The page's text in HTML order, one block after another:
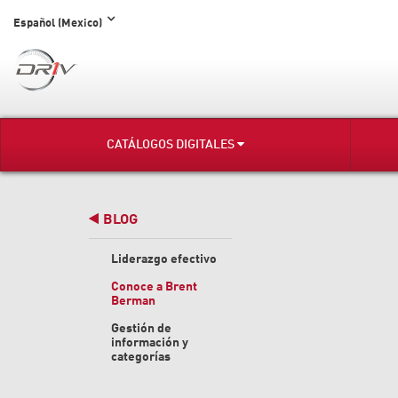
Español (Mexico)
CATÁLOGOS DIGITALES
BLOG
Liderazgo efectivo
Conoce a Brent
Berman
Gestión de
información y
categorías